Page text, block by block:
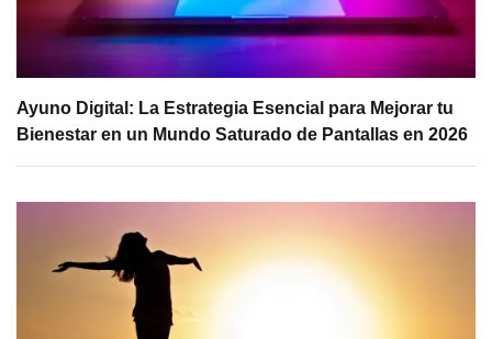
Ayuno Digital: La Estrategia Esencial para Mejorar tu
Bienestar en un Mundo Saturado de Pantallas en 2026